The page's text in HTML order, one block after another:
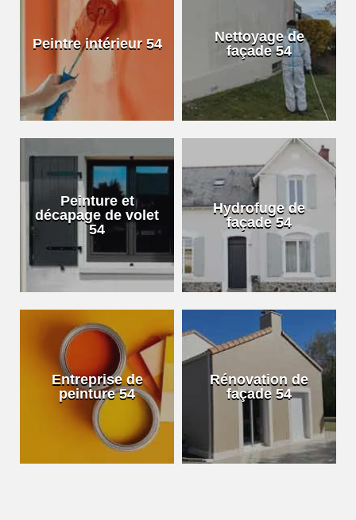
Peintre intérieur 54
Nettoyage de
façade 54
Peinture et
décapage de volet
54
Hydrofuge de
façade 54
Entreprise de
peinture 54
Rénovation de
façade 54